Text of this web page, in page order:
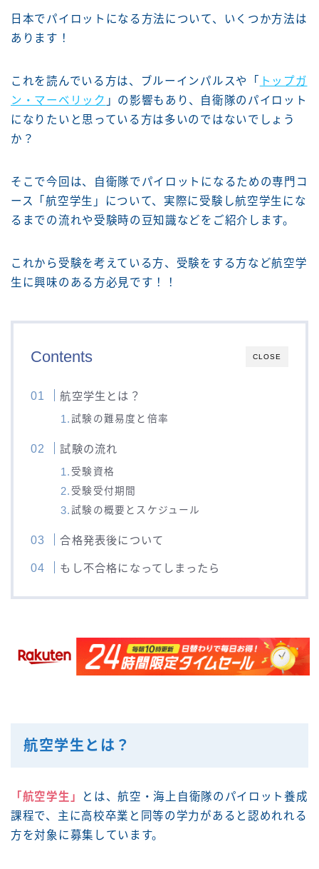
日本でパイロットになる方法について、いくつか方法は
あります！
これを読んでいる方は、ブルーインパルスや「
トップガ
ン・マーベリック 」の影響もあり、自衛隊のパイロット
になりたいと思っている方は多いのではないでしょう
か？
そこで今回は、自衛隊でパイロットになるための専門コ
ース「航空学生」について、実際に受験し航空学生にな
るまでの流れや受験時の豆知識などをご紹介します。
これから受験を考えている方、受験をする方など航空学
生に興味のある方必見です！！
CLOSE
Contents
航空学生とは？
試験の難易度と倍率
試験の流れ
受験資格
受験受付期間
試験の概要とスケジュール
合格発表後について
もし不合格になってしまったら
航空学生とは？
「航空学生」
とは、航空・海上自衛隊のパイロット養成
課程で、主に高校卒業と同等の学力があると認めれれる
方を対象に募集しています。